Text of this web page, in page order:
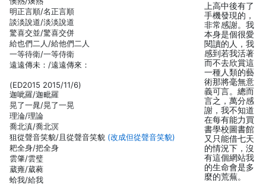
明正言順/名正言順
談淡說道/淡淡說道
驚喜交並/驚喜交併
給也們二人/給他們二人
一等待衛/一等侍衛
遠遠傳未：/遠遠傳來：
(ED2015 2015/11/6)
迦呲羅/迦毗羅
晃了一晁/晃了一晃
理淪/理論
喬北滇/喬北溟
狙從聲音笑貌/且從聲音笑貌 (改成但從聲音笑貌)
耙全身/把全身
雲肇/雲璧
葳雍/葳蕤
蛤我/給我
上高中後有了
手機發現的，
非常感謝。我
本身是個很愛
閱讀的人，我
感到若我活著
而不去欣賞這
一種人類的藝
術那將毫無意
義可言。總而
言之，萬分感
謝，我不知道
在每有能力買
書學校圖書館
又只能借七天
的情況下，沒
有這個網站我
的生命會是多
麼的荒蕪。